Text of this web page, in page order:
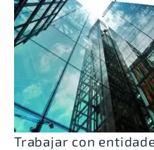
Trabajar con